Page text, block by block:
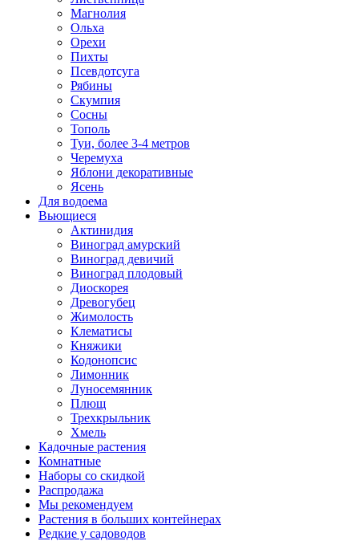
Магнолия
Ольха
Орехи
Пихты
Псевдотсуга
Рябины
Скумпия
Сосны
Тополь
Туи, более 3-4 метров
Черемуха
Яблони декоративные
Ясень
Для водоема
Вьющиеся
Актинидия
Виноград амурский
Виноград девичий
Виноград плодовый
Диоскорея
Древогубец
Жимолость
Клематисы
Княжики
Кодонопсис
Лимонник
Луносемянник
Плющ
Трехкрыльник
Хмель
Кадочные растения
Комнатные
Наборы со скидкой
Распродажа
Мы рекомендуем
Растения в больших контейнерах
Редкие у садоводов